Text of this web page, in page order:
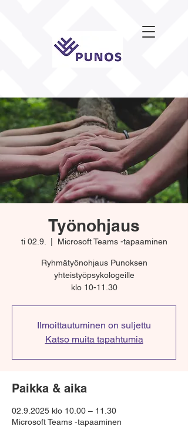
Työnohjaus
ti 02.9. Microsoft Teams -tapaaminen
Ryhmätyönohjaus Punoksen
yhteistyöpsykologeille
klo 10-11.30
Ilmoittautuminen on suljettu
Katso muita tapahtumia
Paikka & aika
02.9.2025 klo 10.00 – 11.30
Microsoft Teams -tapaaminen